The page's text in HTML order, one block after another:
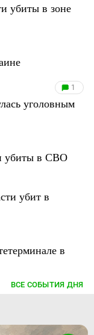
убиты в зоне
1
уголовным
убиты в СВО
убит в
в
ВСЕ СОБЫТИЯ ДНЯ